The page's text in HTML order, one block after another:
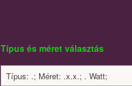
Típus és méret választás
Típus: .; Méret: .x.x.; . Watt;